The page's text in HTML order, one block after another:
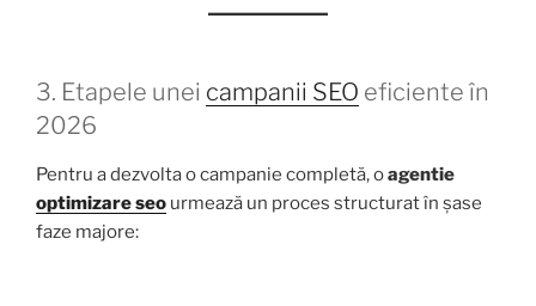
3. Etapele unei campanii SEO eficiente în
2026
Pentru a dezvolta o campanie completă, oagentie
optimizare seo urmează un proces structurat în șase
faze majore: